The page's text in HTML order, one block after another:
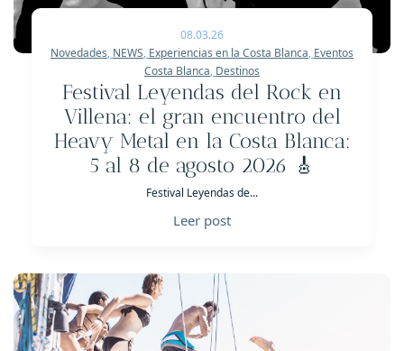
08.03.26
Novedades, NEWS, Experiencias en la Costa Blanca, Eventos
Costa Blanca, Destinos
Festival Leyendas del Rock en
Villena: el gran encuentro del
Heavy Metal en la Costa Blanca:
5 al 8 de agosto 2026 🎸
Festival Leyendas de...
Leer post